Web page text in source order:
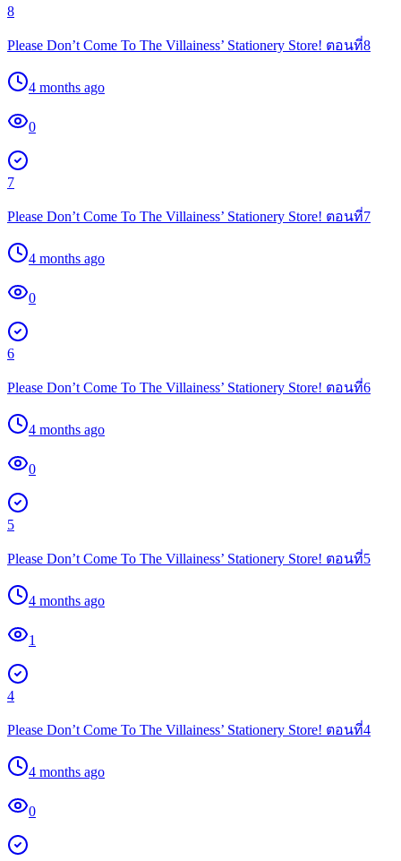
8
Please Don’t Come To The Villainess’ Stationery Store! ตอนที่8
4 months ago
0
7
Please Don’t Come To The Villainess’ Stationery Store! ตอนที่7
4 months ago
0
6
Please Don’t Come To The Villainess’ Stationery Store! ตอนที่6
4 months ago
0
5
Please Don’t Come To The Villainess’ Stationery Store! ตอนที่5
4 months ago
1
4
Please Don’t Come To The Villainess’ Stationery Store! ตอนที่4
4 months ago
0